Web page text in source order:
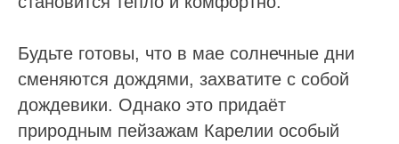
Будьте готовы, что в мае солнечные дни
сменяются дождями, захватите с собой
дождевики. Однако это придаёт
природным пейзажам Карелии особый